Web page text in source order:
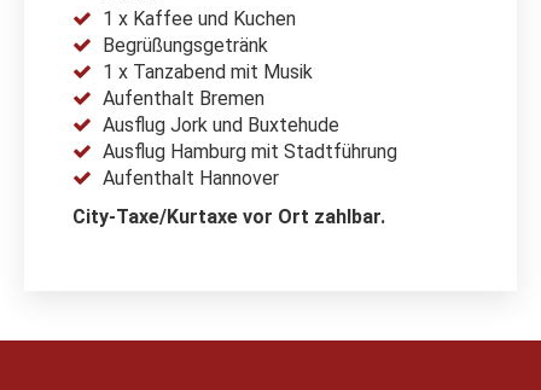
1 x Kaffee und Kuchen
Begrüßungsgetränk
1 x Tanzabend mit Musik
Aufenthalt Bremen
Ausflug Jork und Buxtehude
Ausflug Hamburg mit Stadtführung
Aufenthalt Hannover
City-Taxe/Kurtaxe vor Ort zahlbar.